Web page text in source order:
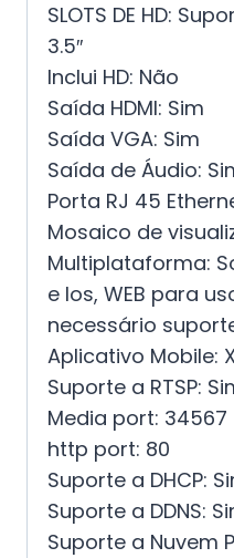
SLOTS DE HD:
3.5″
Inclui HD: Não
Saída HDMI: Sim
Saída VGA: Sim
Saída de Áudio:
Porta RJ 45
Mosaico de
Multiplataforma:
e Ios, WEB para
necessário
Aplicativo Mobile:
Suporte a RTSP:
Media port: 34567
http port: 80
Suporte a DHCP:
Suporte a DDNS:
Suporte a Nuvem